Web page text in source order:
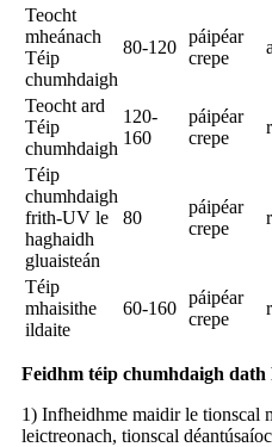
Teocht
mheánach
Téip
chumhdaigh
80-120
páipéar
crepe
Teocht ard
Téip
chumhdaigh
120-
160
páipéar
crepe
Téip
chumhdaigh
frith-UV le
haghaidh
gluaisteán
80
páipéar
crepe
Téip
mhaisithe
ildaite
60-160
páipéar
crepe
Feidhm téip chumhdaigh
1) Infheidhme maidir le tionscal
leictreonach, tionscal